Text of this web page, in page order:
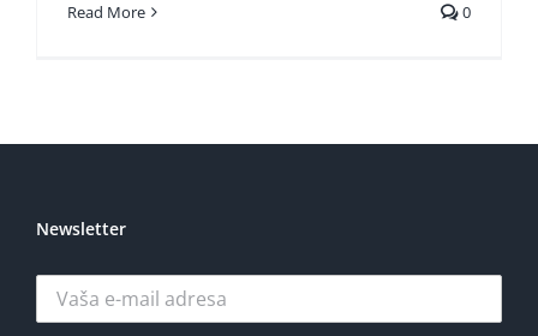
Read More 0
Newsletter